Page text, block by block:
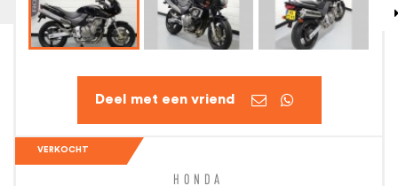
 
VERKOCHT
HONDA